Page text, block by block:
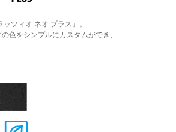
ツィオ ネオ プラス」。
色をシンプルにカスタムができ、